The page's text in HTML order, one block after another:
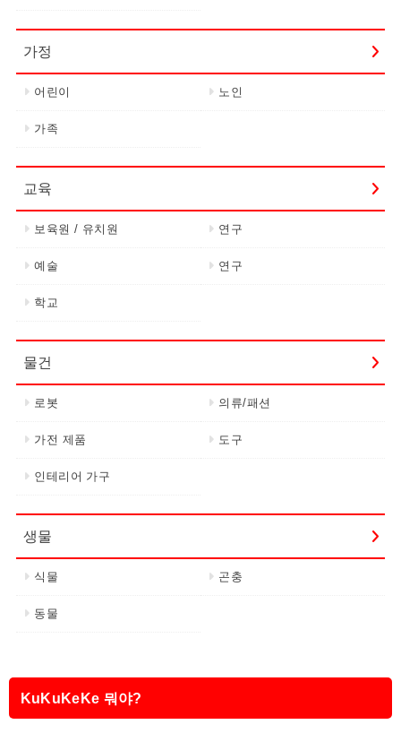
가정
어린이 노인
가족
교육
보육원 / 유치원 연구
예술 연구
학교
물건
로봇 의류/패션
가전 제품 도구
인테리어 가구
생물
식물 곤충
동물
KuKuKeKe 뭐야?